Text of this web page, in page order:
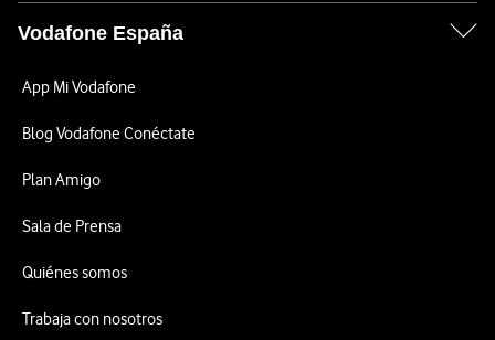
Vodafone España
App Mi Vodafone
Blog Vodafone Conéctate
Plan Amigo
Sala de Prensa
Quiénes somos
Trabaja con nosotros